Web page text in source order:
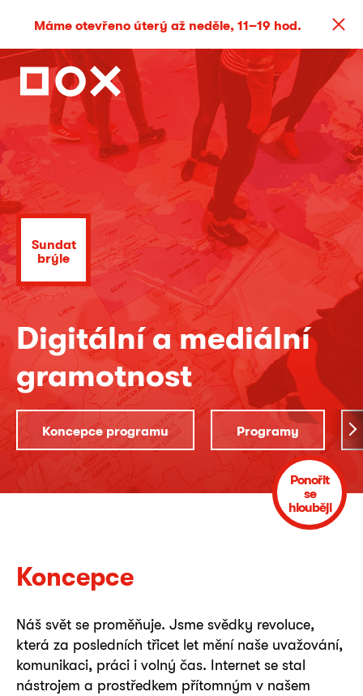
Máme otevřeno úterý až neděle, 11–19 hod.
Sundat
brýle
Digitální a mediální
gramotnost
Koncepce programu Programy
Ponořit
se
hlouběji
Koncepce
Náš svět se proměňuje. Jsme svědky revoluce,
která za posledních třicet let mění naše uvažování,
komunikaci, práci i volný čas. Internet se stal
nástrojem a prostředkem přítomným v našem